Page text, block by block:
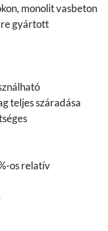
monolit vasbeton
gyártott
teljes száradása
os relatív